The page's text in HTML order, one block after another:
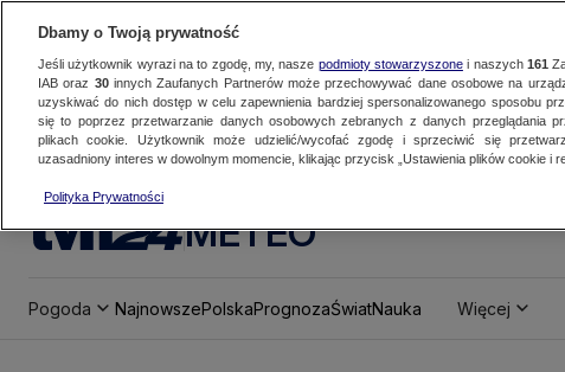
METEO
Pogoda NajnowszePolskaPrognozaŚwiatNauka Więcej
Dbamy o Twoją prywatność
Jeśli użytkownik wyrazi na to zgodę, my, nasze podmioty stowarzyszonei naszych 161
IAB oraz 30innych Zaufanych Partnerów może przechowywać dane osobowe na
uzyskiwać do nich dostęp w celu zapewnienia bardziej spersonalizowanego sposobu
się to poprzez przetwarzanie danych osobowych zebranych z danych przeglądania
plikach cookie. Użytkownik może udzielić/wycofać zgodę i sprzeciwić się
uzasadniony interes w dowolnym momencie, klikając przycisk „Ustawienia plików cookie i
Polityka Prywatności